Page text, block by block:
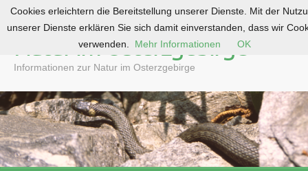
o
c
o
n
t
Natur im Osterzgebirge
Informationen zur Natur im Osterzgebirge
Cookies erleichtern die Bereitstellung unserer Dienste. Mit der
unserer Dienste erklären Sie sich damit einverstanden, dass wir
verwenden.
Mehr Informationen OK